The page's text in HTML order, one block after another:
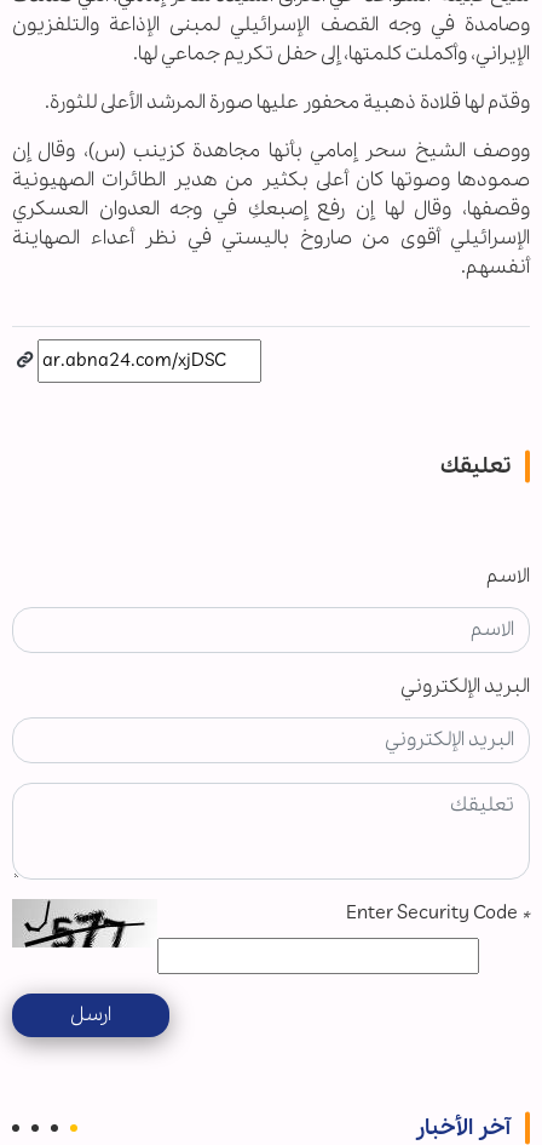
وصامدة في وجه القصف الإسرائيلي لمبنى الإذاعة والتلفزيون
الإيراني، وأكملت كلمتها، إلى حفل تكريم جماعي لها.
وقدّم لها قلادة ذهبية محفور عليها صورة المرشد الأعلى للثورة.
ووصف الشیخ سحر إمامي بأنها مجاهدة كزينب (س)، وقال إن
صمودها وصوتها كان أعلى بكثير من هدير الطائرات الصهيونية
وقصفها، وقال لها إن رفع إصبعكِ في وجه العدوان العسكري
الإسرائيلي أقوى من صاروخ باليستي في نظر أعداء الصهاينة
أنفسهم.
تعليقك
الاسم
البريد الإلكتروني
*
ارسل
آخر الأخبار